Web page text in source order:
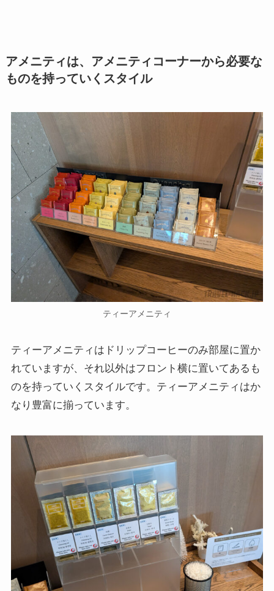
アメニティは、アメニティコーナーから必要な
ものを持っていくスタイル
ティーアメニティ
ティーアメニティはドリップコーヒーのみ部屋に置か
れていますが、それ以外はフロント横に置いてあるも
のを持っていくスタイルです。ティーアメニティはか
なり豊富に揃っています。